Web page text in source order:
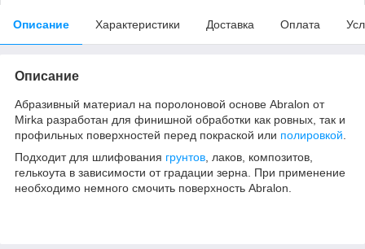
Описание Характеристики Доставка Оплата
Описание
Абразивный материал на поролоновой основе Abralon от
Mirka разработан для финишной обработки как ровных, так и
профильных поверхностей перед покраской или полировкой
Подходит для шлифования грунтов , лаков, композитов,
гелькоута в зависимости от градации зерна. При применение
необходимо немного смочить поверхность Abralon.